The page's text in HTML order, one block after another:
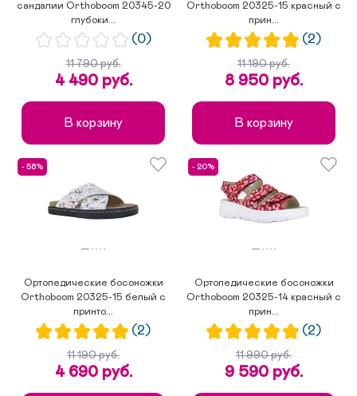
сандалии Orthoboom 20345-20
глубоки...
(0)
11 790 руб.
4 490 руб.
В корзину
Orthoboom 20325-15 красный с
прин...
(2)
11 190 руб.
8 950 руб.
В корзину
- 58%
Ортопедические босоножки
Orthoboom 20325-15 белый с
принто...
(2)
11 190 руб.
4 690 руб.
- 20%
Ортопедические босоножки
Orthoboom 20325-14 красный с
прин...
(2)
11 990 руб.
9 590 руб.